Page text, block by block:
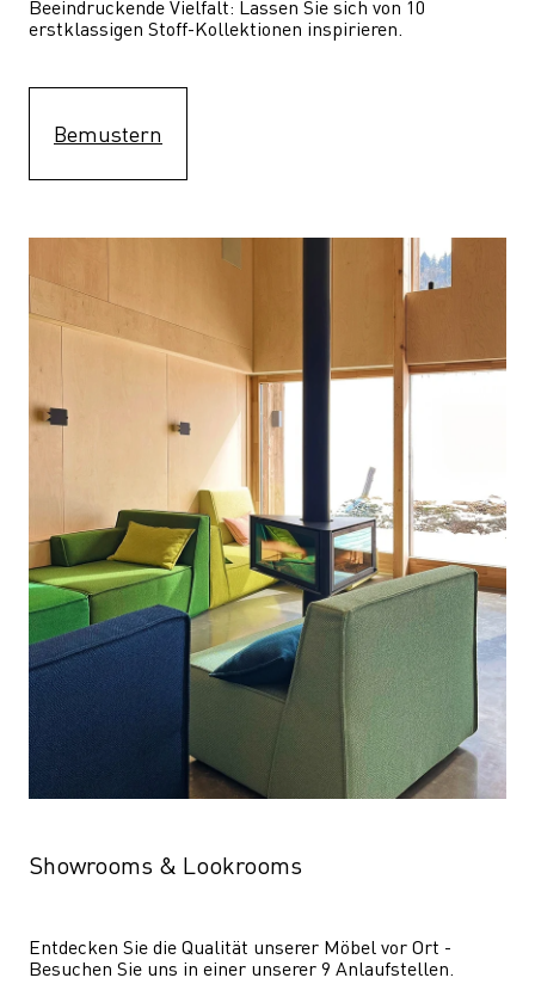
Beeindruckende Vielfalt: Lassen Sie sich von 10
erstklassigen Stoff-Kollektionen inspirieren.
Bemustern
Showrooms & Lookrooms
Entdecken Sie die Qualität unserer Möbel vor Ort -
Besuchen Sie uns in einer unserer 9 Anlaufstellen.